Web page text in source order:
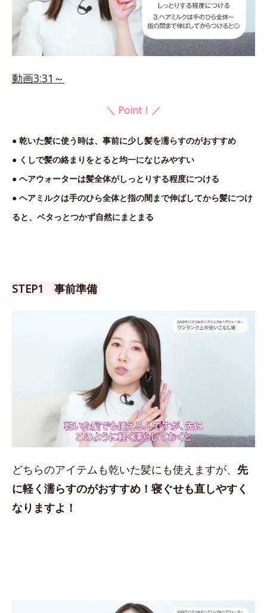
動画3:31～
＼ Point！／
● 乾いた髪に使う時は、事前に少し髪を濡らすのがおすすめ
● くしで髪の絡まりをとると均一になじみやすい
● ヘアウォーターは髪全体がしっとりする程度につける
● ヘアミルクは手のひら全体と指の間まで伸ばしてから髪につけ
ると、ベタっとつかず自然にまとまる
STEP1 事前準備
どちらのアイテムも乾いた髪にも使えますが、 先
に軽く濡らすのがおすすめ！寝ぐせも直しやすく
なりますよ！